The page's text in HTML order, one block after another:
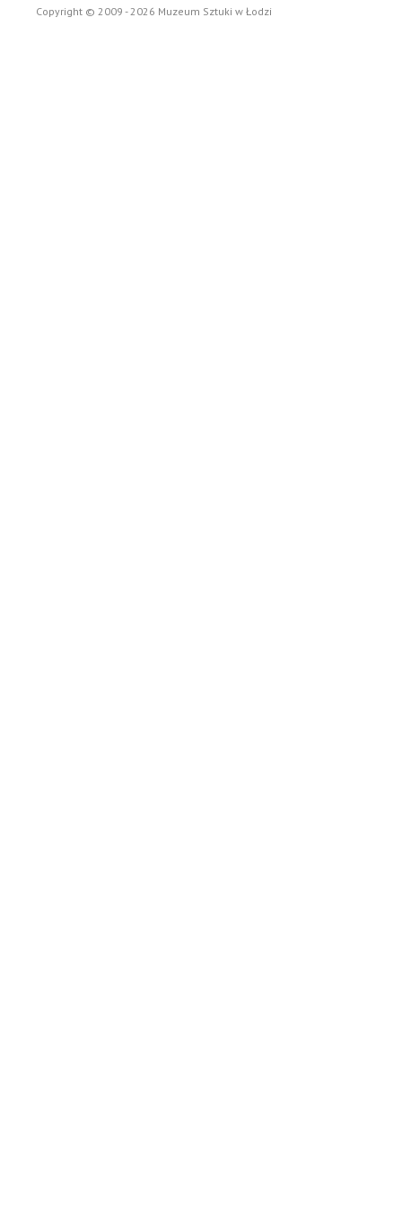
Copyright © 2009 - 2026 Muzeum Sztuki w Łodzi